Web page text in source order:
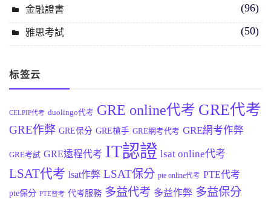
金融證書 (96)
雅思考試 (50)
标签云
CELPIP代考 duolingo代考 GRE online代考 GRE代考
GRE作弊 GRE保分 GRE槍手 GRE網考代考 GRE網考作弊
GRE考試 GRE遠程代考 IT認證 lsat online代考
LSAT代考 lsat作弊 LSAT保分 pte online代考 PTE代考
pte保分 PTE替考 代考服務 多益代考 多益作弊 多益保分